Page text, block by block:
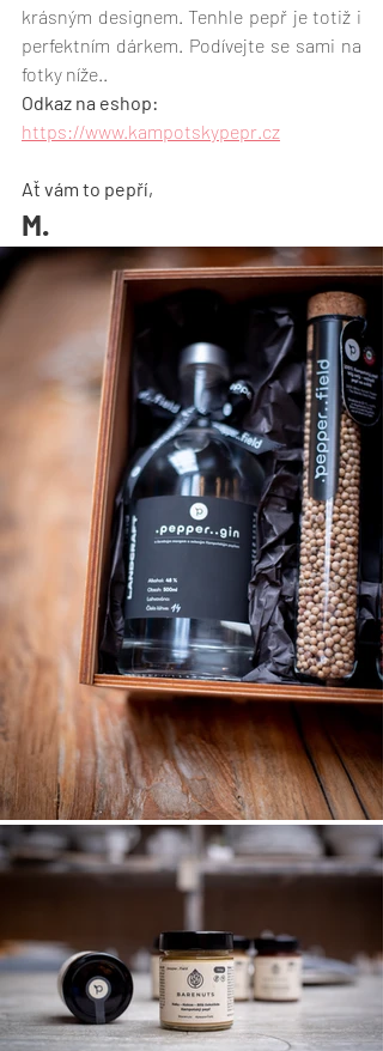
krásným designem. Tenhle pepř je totiž i
perfektním dárkem. Podívejte se sami na
fotky níže..
Odkaz na eshop:
https://www.kampotskypepr.cz
Ať vám to pepří,
M.